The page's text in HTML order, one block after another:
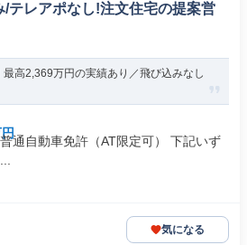
/テレアポなし!注文住宅の提案営
高2,369万円の実績あり／飛び込みなし
通自動車免許（AT限定可） 下記いず
気になる